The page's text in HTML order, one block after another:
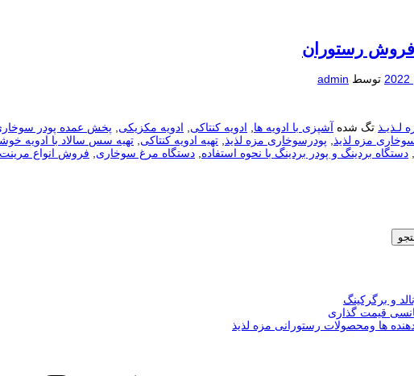
فروش رستوران
توسط admin
لـذیـذ تگ شده آشپزی با ادویه ها, ادویه کنتاکی, ادویه مکزیکی, پخش عمده پودر
مزه لذیذ, پودرسوخاری مزه لذیذ, تهیه ادویه کنتاکی, تهیه سس سالاد با ادویه
, دستگاه بردینگ و پودر بردینگ با نحوه استفاده, دستگاه مرغ سوخاری, فروش انواع
و برگرکینگ
قیمت گذاری